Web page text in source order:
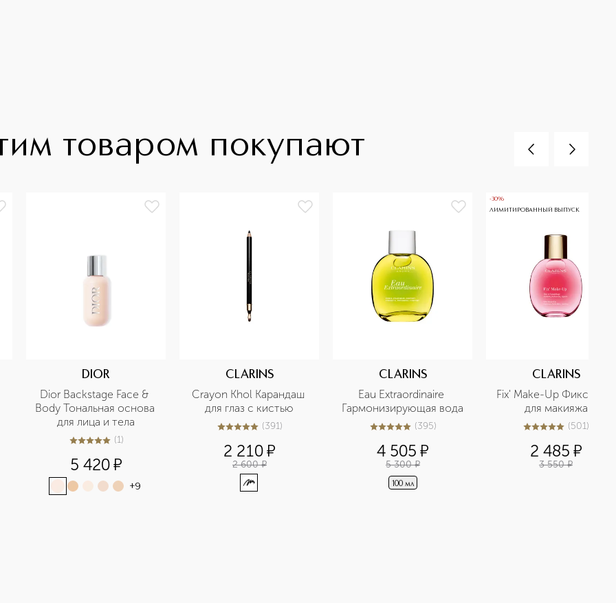
товаром покупают
DIOR
Dior Backstage Face &
Body Тональная основа
для лица и тела
5из 51 (1)
5 420¤
+9
CLARINS
Crayon Khol Карандаш
для глаз с кистью
4.9из5391 (391)
2 210¤
2 600 ¤
CLARINS
Eau Extraordinaire
Гармонизирующая вода
4.9из5395 (395)
4 505 ¤
5 300 ¤
100 мл
-30%
ЛИМИТИРОВАННЫЙ ВЫПУСК
CLARINS
Fix' Make-Up Фиксатор
для макияжа
5из 5501 (501)
2 485 ¤
3 550 ¤